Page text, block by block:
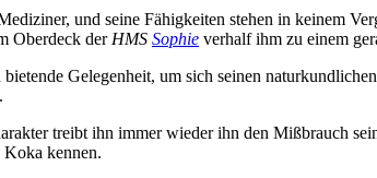
und seine Fähigkeiten stehen in keinem
Oberdeck der HMS Sophie verhalf ihm zu einem
Gelegenheit, um sich seinen
treibt ihn immer wieder ihn den Mißbrauch
Koka kennen.